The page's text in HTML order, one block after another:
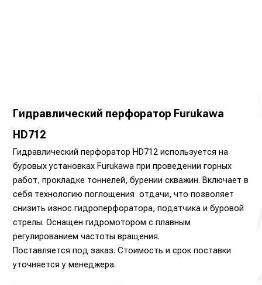
Гидравлический перфоратор Furukawa
HD712
Гидравлический перфоратор HD712 используется на
буровых установках Furukawa при проведении горных
работ, прокладке тоннелей, бурении скважин. Включает в
себя технологию поглощения отдачи, что позволяет
снизить износ гидроперфоратора, податчика и буровой
стрелы. Оснащен гидромотором с плавным
регулированием частоты вращения.
Поставляется под заказ. Стоимость и срок поставки
уточняется у менеджера.